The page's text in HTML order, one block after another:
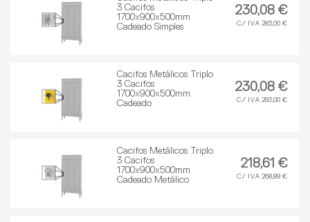
3 Cacifos
1700x900x500mm
Cadeado Simples
230,08 €
C/ IVA 283,00 €
Cacifos Metálicos Triplo
3 Cacifos
1700x900x500mm
Cadeado
230,08 €
C/ IVA 283,00 €
Cacifos Metálicos Triplo
3 Cacifos
1700x900x500mm
Cadeado Metálico
218,61 €
C/ IVA 268,89 €